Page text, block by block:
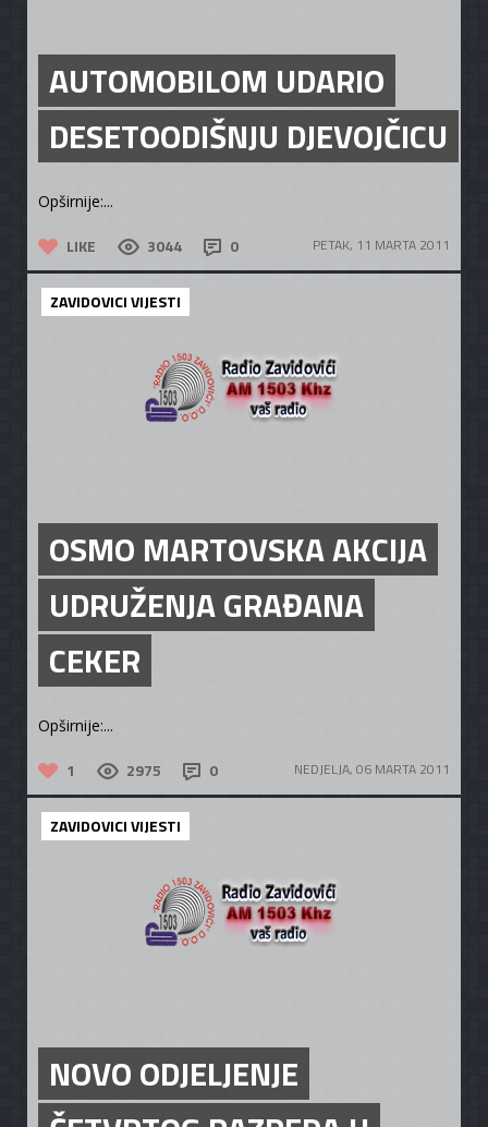
AUTOMOBILOM UDARIO
DESETOODIŠNJU DJEVOJČICU
Opširnije:...
LIKE 3044 0 PETAK, 11 MARTA 2011
ZAVIDOVICI VIJESTI
OSMO MARTOVSKA AKCIJA
UDRUŽENJA GRAĐANA
CEKER
Opširnije:...
1 2975 0 NEDJELJA, 06 MARTA 2011
ZAVIDOVICI VIJESTI
NOVO ODJELJENJE